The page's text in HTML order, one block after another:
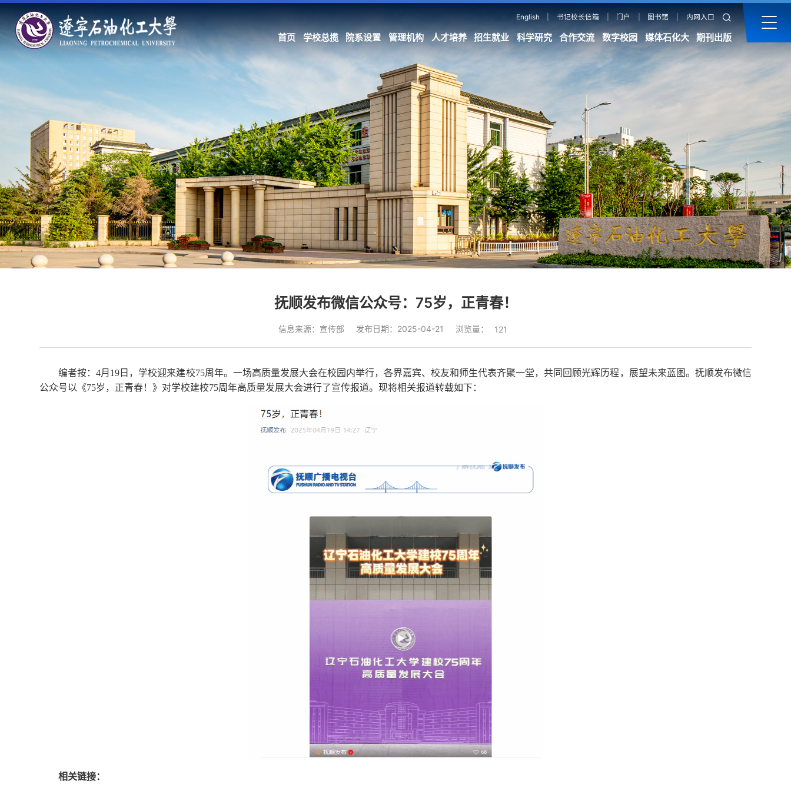
English 书记校长信箱 门户 图书馆 内网入口
首页 学校总揽 院系设置 管理机构 人才培养 招生就业 科学研究 合作交流 数字校园 媒体石化大 期刊出版
抚顺发布微信公众号：75岁，正青春！
信息来源：宣传部 发布日期：2025-04-21 浏览量： 121
编者按：4月19日，学校迎来建校75周年。一场高质量发展大会在校园内举行，各界嘉宾、校友和师生代表齐聚一堂，共同回顾光辉历程，展望未来蓝图。抚顺发布微信
公众号以《75岁，正青春！》对学校建校75周年高质量发展大会进行了宣传报道。现将相关报道转载如下：
相关链接：